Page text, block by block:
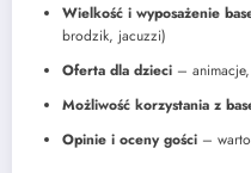
Wielkość i wyposażenie
brodzik, jacuzzi)
Oferta dla dzieci –
Możliwość korzystania z
Opinie i oceny gości –